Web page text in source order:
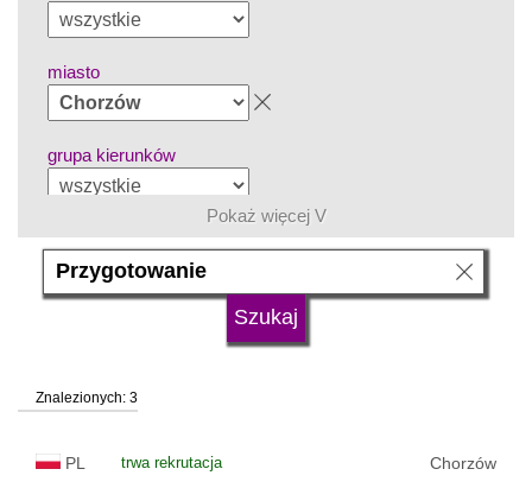
miasto
grupa kierunków
język
status uczelni
Pokaż więcej V
Znalezionych: 3
PL trwa rekrutacja Chorzów